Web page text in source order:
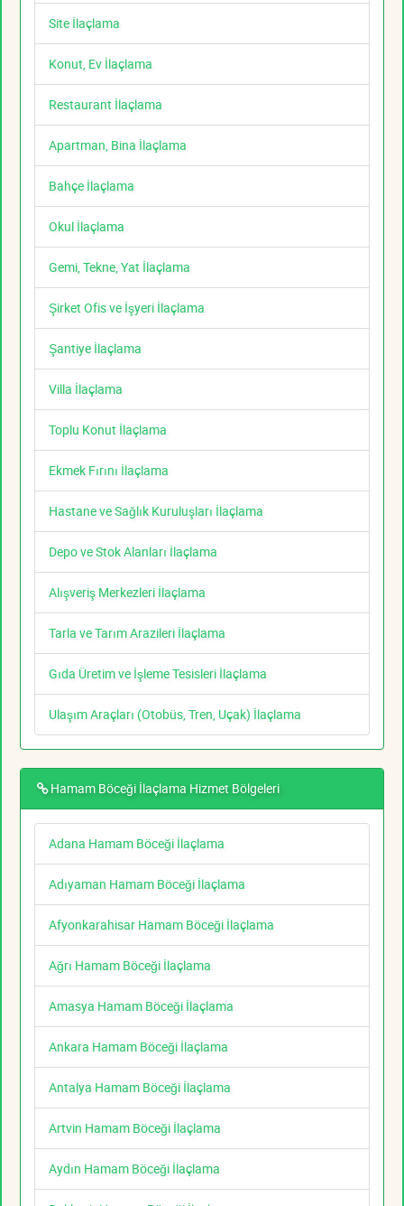
Site İlaçlama
Konut, Ev İlaçlama
Restaurant İlaçlama
Apartman, Bina İlaçlama
Bahçe İlaçlama
Okul İlaçlama
Gemi, Tekne, Yat İlaçlama
Şirket Ofis ve İşyeri İlaçlama
Şantiye İlaçlama
Villa İlaçlama
Toplu Konut İlaçlama
Ekmek Fırını İlaçlama
Hastane ve Sağlık Kuruluşları İlaçlama
Depo ve Stok Alanları İlaçlama
Alışveriş Merkezleri İlaçlama
Tarla ve Tarım Arazileri İlaçlama
Gıda Üretim ve İşleme Tesisleri İlaçlama
Ulaşım Araçları (Otobüs, Tren, Uçak) İlaçlama
Hamam Böceği İlaçlama Hizmet Bölgeleri
Adana Hamam Böceği İlaçlama
Adıyaman Hamam Böceği İlaçlama
Afyonkarahisar Hamam Böceği İlaçlama
Ağrı Hamam Böceği İlaçlama
Amasya Hamam Böceği İlaçlama
Ankara Hamam Böceği İlaçlama
Antalya Hamam Böceği İlaçlama
Artvin Hamam Böceği İlaçlama
Aydın Hamam Böceği İlaçlama